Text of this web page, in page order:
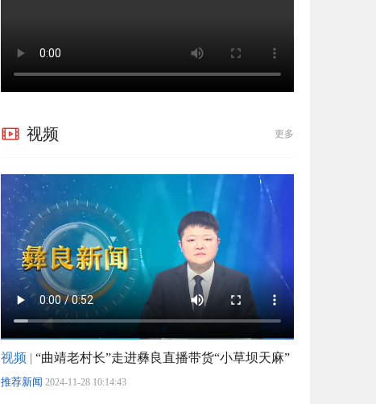
视频 更多
视频 |“曲靖老村长”走进彝良直播带货“小草坝天麻”
推荐新闻 2024-11-28 10:14:43